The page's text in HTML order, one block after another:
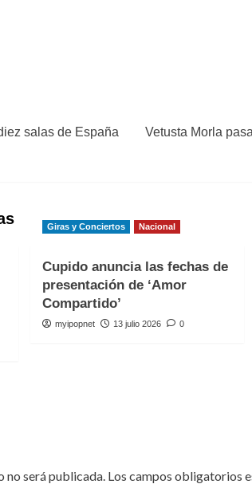
salas de España
Vetusta Morla
Giras y Conciertos Nacional
Cupido anuncia las fechas de
presentación de ‘Amor
Compartido’
myipopnet 13 julio 2026 0
no será publicada. Los campos obligatorios